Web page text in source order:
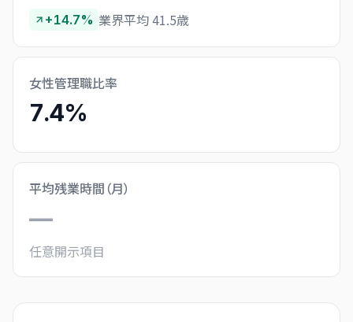
+14.7% 業界平均 41.5歳
女性管理職比率
7.4%
平均残業時間（月）
—
任意開示項目